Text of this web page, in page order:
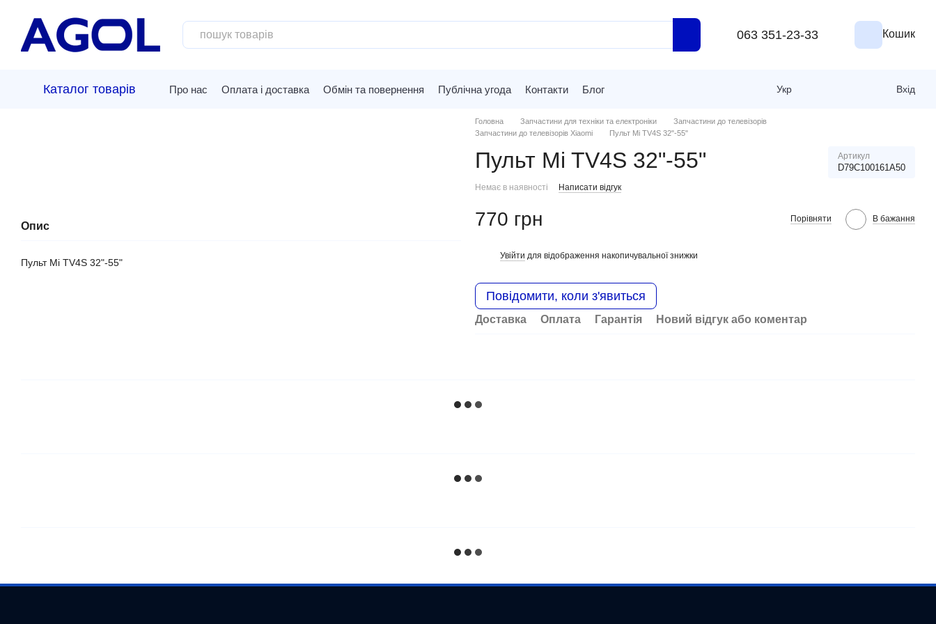
063 351-23-33 Кошик
Каталог товарів Про нас Оплата і доставка Обмін та повернення Публічна угода Контакти Блог Укр Вхід
Опис
Пульт Mi TV4S 32"-55"
Головна Запчастини для техніки та електроніки
Запчастини до телевізорів
Запчастини до телевізорів Xiaomi
Пульт Mi TV4S 32"-55"
Пульт Mi TV4S 32"-55" Артикул
D79C100161A50
Немає в наявності Написати відгук
770 грн Порівняти В бажання
Увійти для відображення накопичувальної знижки
Повідомити, коли з'явиться
Доставка Оплата Гарантія Новий відгук або коментар